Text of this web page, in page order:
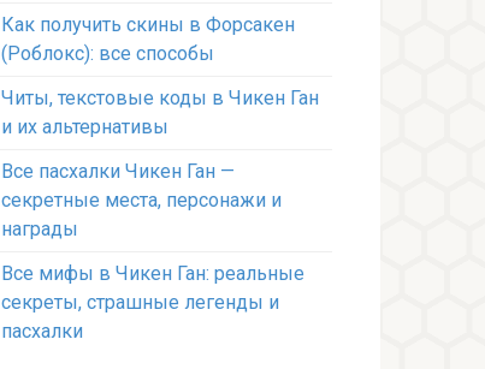
Как получить скины в Форсакен
(Роблокс): все способы
Читы, текстовые коды в Чикен Ган
и их альтернативы
Все пасхалки Чикен Ган —
секретные места, персонажи и
награды
Все мифы в Чикен Ган: реальные
секреты, страшные легенды и
пасхалки